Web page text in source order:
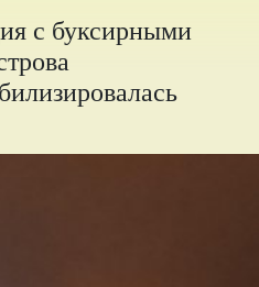
с буксирными